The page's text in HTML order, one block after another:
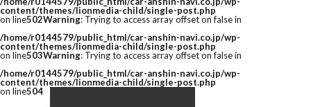
content/themes/lionmedia-child/single-post.php
on line502Warning: Trying to access array offset on false in
/home/r0144579/public_html/car-anshin-navi.co.jp/wp-
content/themes/lionmedia-child/single-post.php
on line503Warning: Trying to access array offset on false in
/home/r0144579/public_html/car-anshin-navi.co.jp/wp-
content/themes/lionmedia-child/single-post.php
on line504